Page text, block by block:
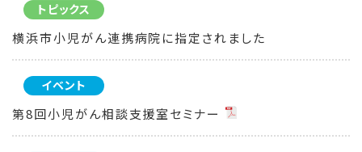
トピックス
横浜市小児がん連携病院に指定されました
イベント
第8回小児がん相談支援室セミナー